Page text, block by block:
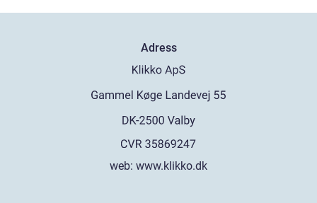
Adress
web: www.klikko.dk